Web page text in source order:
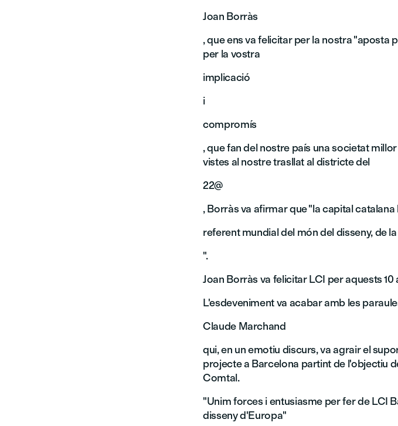
Joan Borràs
, que ens va felicitar per la nostra "aposta
per la vostra
implicació
i
compromís
, que fan del nostre país una societat
vistes al nostre trasllat al districte del
22@
, Borràs va afirmar que "la capital
referent mundial del món del disseny, de
".
Joan Borràs va felicitar LCI per aquests 10
L'esdeveniment va acabar amb les
Claude Marchand
qui, en un emotiu discurs, va agrair el
projecte a Barcelona partint de l'objectiu
Comtal.
"Unim forces i entusiasme per fer de LCI
disseny d'Europa"